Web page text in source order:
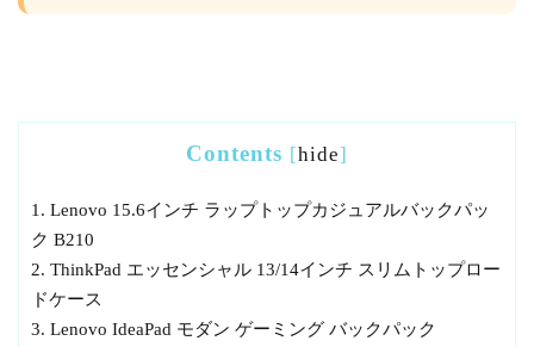
Contents [hide]
1. Lenovo 15.6インチ ラップトップカジュアルバックパッ
ク B210
2. ThinkPad エッセンシャル 13/14インチ スリムトップロー
ドケース
3. Lenovo IdeaPad モダン ゲーミング バックパック